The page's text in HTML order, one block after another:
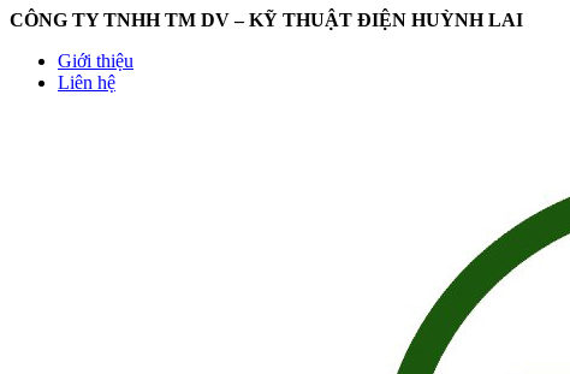
CÔNG TY TNHH TM DV – KỸ THUẬT ĐIỆN HUỲNH LAI
Giới thiệu
Liên hệ